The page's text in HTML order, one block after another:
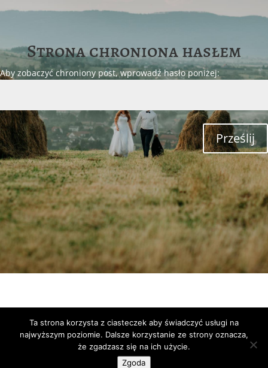
Strona chroniona hasłem
Aby zobaczyć chroniony post, wprowadź hasło poniżej:
Prześlij
Zaprojektowane przez seweryn@coswymysle.pl
Ta strona korzysta z ciasteczek aby świadczyć usługi na
najwyższym poziomie. Dalsze korzystanie ze strony oznacza,
że zgadzasz się na ich użycie.
Zgoda